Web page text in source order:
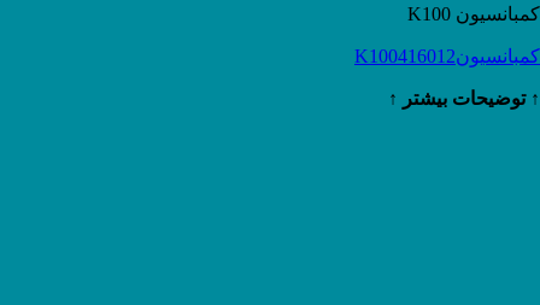
کمبانسیون K100
کمبانسیونK100416012
↑ توضیحات بیشتر ↑